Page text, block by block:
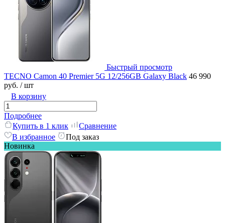
Быстрый просмотр
TECNO Camon 40 Premier 5G 12/256GB Galaxy Black 46 990
руб. / шт
В корзину
Подробнее
Купить в 1 клик
Сравнение
В избранное
Под заказ
Новинка